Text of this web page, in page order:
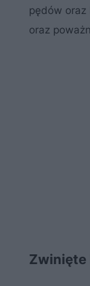
pędów oraz
oraz
Zwinięte